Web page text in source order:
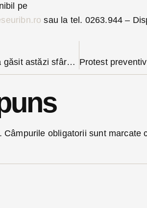
pe
sau la tel. 0263.944 –
Tragic: Un beclenar de 53 de ani și-a găsit astăzi sfârșitul în Someș
Câmpurile obligatorii sunt marcate